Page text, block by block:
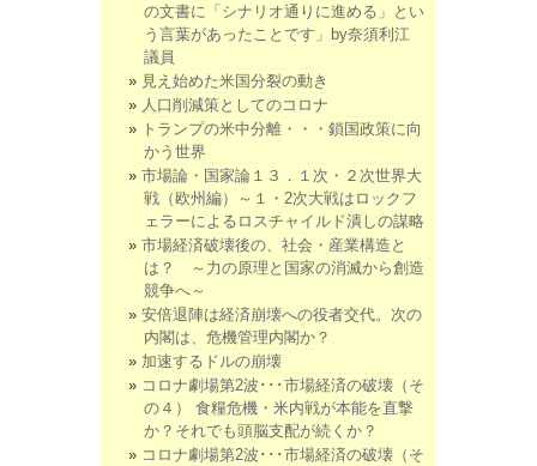
の文書に「シナリオ通りに進める」とい
う言葉があったことです」by奈須利江
議員
見え始めた米国分裂の動き
人口削減策としてのコロナ
トランプの米中分離・・・鎖国政策に向
かう世界
市場論・国家論１３．１次・２次世界大
戦（欧州編）～１・2次大戦はロックフ
ェラーによるロスチャイルド潰しの謀略
市場経済破壊後の、社会・産業構造と
は？ ～力の原理と国家の消滅から創造
競争へ～
安倍退陣は経済崩壊への役者交代。次の
内閣は、危機管理内閣か？
加速するドルの崩壊
コロナ劇場第2波･･･市場経済の破壊（そ
の４） 食糧危機・米内戦が本能を直撃
か？それでも頭脳支配が続くか？
コロナ劇場第2波･･･市場経済の破壊（そ